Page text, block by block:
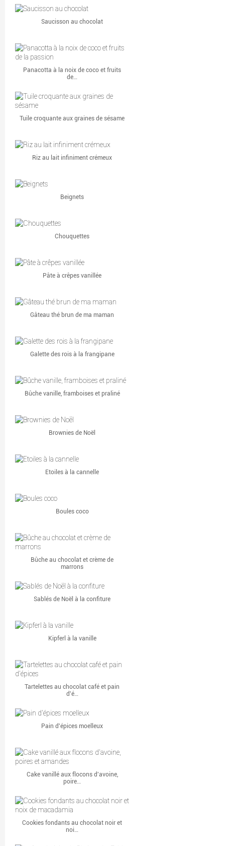
Saucisson au chocolat
Panacotta à la noix de coco et fruits
de…
Tuile croquante aux graines de sésame
Riz au lait infiniment crémeux
Beignets
Chouquettes
Pâte à crêpes vanillée
Gâteau thé brun de ma maman
Galette des rois à la frangipane
Bûche vanille, framboises et praliné
Brownies de Noël
Etoiles à la cannelle
Boules coco
Bûche au chocolat et crème de
marrons
Sablés de Noël à la confiture
Kipferl à la vanille
Tartelettes au chocolat café et pain
d'é…
Pain d'épices moelleux
Cake vanillé aux flocons d'avoine,
poire…
Cookies fondants au chocolat noir et
noi…